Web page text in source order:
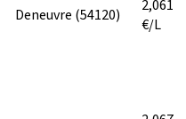
Deneuvre (54120)
2,061
€/L